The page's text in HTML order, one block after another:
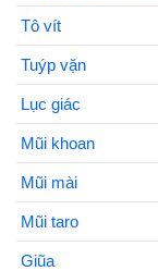
Tô vít
Tuýp vặn
Lục giác
Mũi khoan
Mũi mài
Mũi taro
Giũa